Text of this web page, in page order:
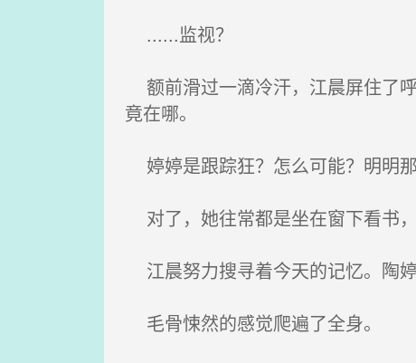
......监视？
额前滑过一滴冷汗，江晨屏住了
竟在哪。
婷婷是跟踪狂？怎么可能？明明
对了，她往常都是坐在窗下看书
江晨努力搜寻着今天的记忆。陶
毛骨悚然的感觉爬遍了全身。